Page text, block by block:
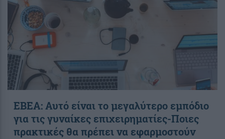
ΕΒΕΑ: Αυτό είναι το μεγαλύτερο εμπόδιο
για τις γυναίκες επιχειρηματίες-Ποιες
πρακτικές θα πρέπει να εφαρμοστούν